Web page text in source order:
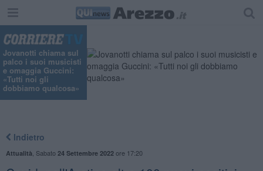
Jovanotti chiama sul
palco i suoi musicisti
e omaggia Guccini:
«Tutti noi gli
dobbiamo qualcosa»
Indietro
Attualità Sabato 24 Settembre 2022ore 17:20